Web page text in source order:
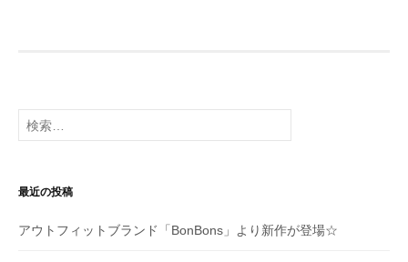
シ
ョ
ン
検
索:
最近の投稿
アウトフィットブランド「BonBons」より新作が登場☆